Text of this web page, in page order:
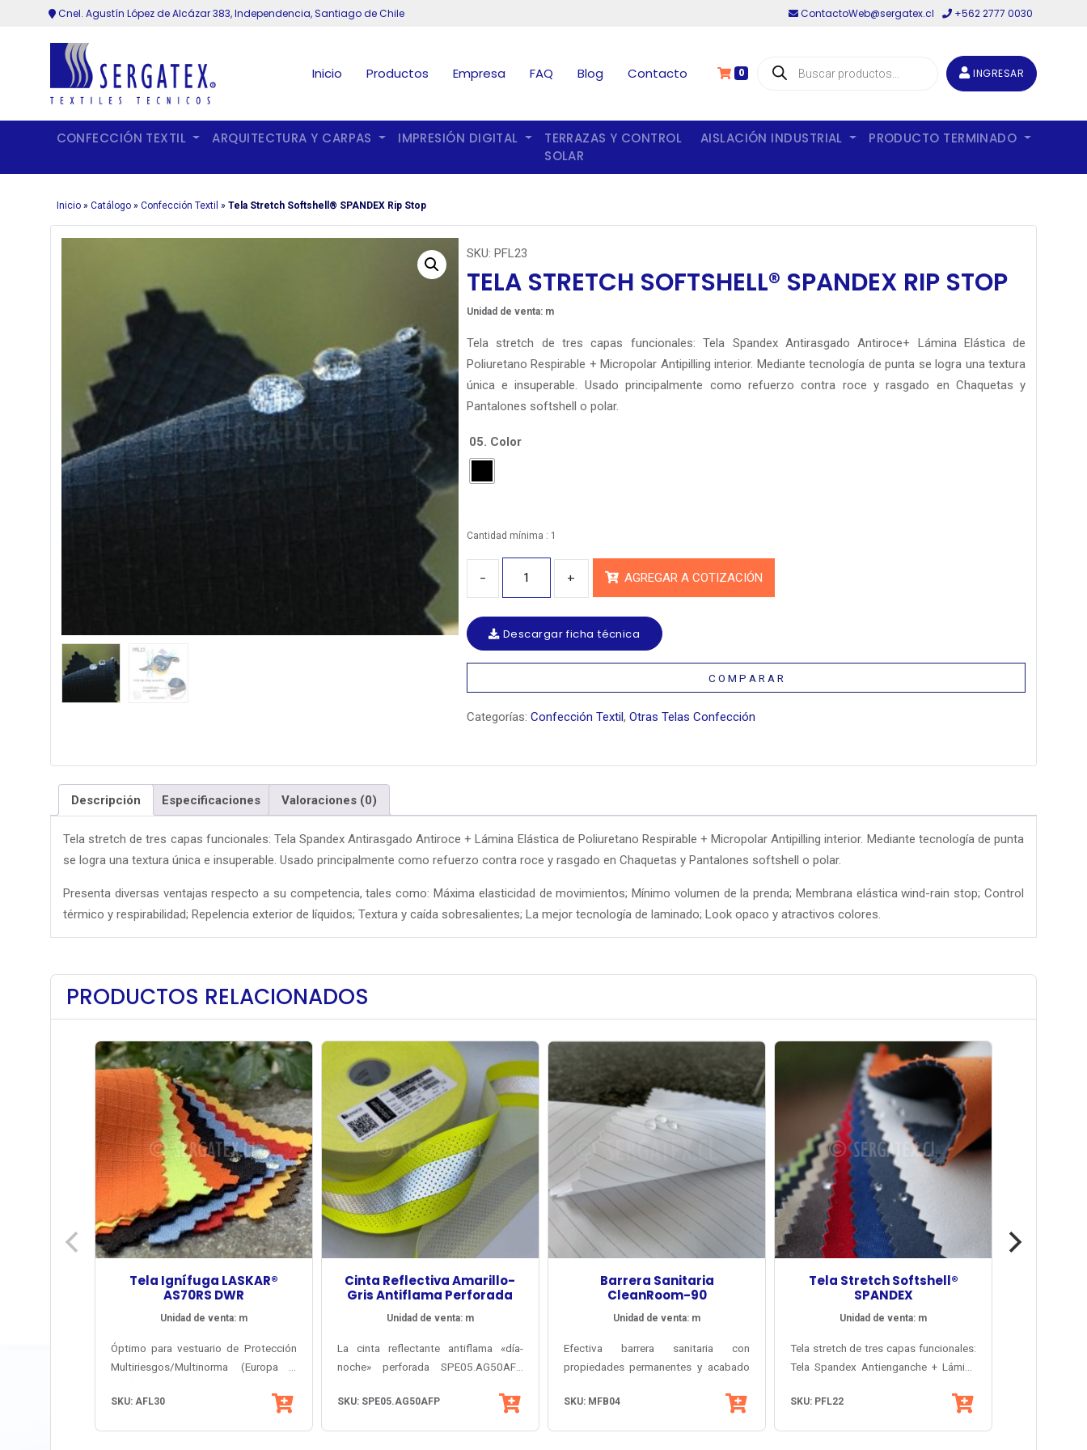
Cnel. Agustín López de Alcázar 383, Independencia, Santiago de Chile ContactoWeb@sergatex.cl +562 2777 0030
Inicio Productos Empresa FAQ Blog Contacto 0
Búsqueda
de INGRESAR
CONFECCIÓN TEXTIL ARQUITECTURA Y CARPAS IMPRESIÓN DIGITAL
TERRAZAS Y CONTROL
SOLAR
AISLACIÓN INDUSTRIAL PRODUCTO TERMINADO
Inicio» Catálogo» Confección Textil » Tela Stretch Softshell® SPANDEX Rip Stop
SKU: PFL23
TELA STRETCH SOFTSHELL® SPANDEX RIP STOP
Unidad de venta: m
Tela stretch de tres capas funcionales: Tela Spandex Antirasgado Antiroce+ Lámina Elástica de
Poliuretano Respirable + Micropolar Antipilling interior. Mediante tecnología de punta se logra una textura
única e insuperable. Usado principalmente como refuerzo contra roce y rasgado en Chaquetas y
Pantalones softshell o polar.
05. Color
Cantidad mínima : 1
AGREGAR A COTIZACIÓN
Descargar ficha técnica
C O M P A R A R
Categorías: Confección Textil, Otras Telas Confección
Descripción Especificaciones Valoraciones (0)
Tela stretch de tres capas funcionales: Tela Spandex Antirasgado Antiroce + Lámina Elástica de Poliuretano Respirable + Micropolar Antipilling interior. Mediante tecnología de punta
se logra una textura única e insuperable. Usado principalmente como refuerzo contra roce y rasgado en Chaquetas y Pantalones softshell o polar.
Presenta diversas ventajas respecto a su competencia, tales como: Máxima elasticidad de movimientos; Mínimo volumen de la prenda; Membrana elástica wind-rain stop; Control
térmico y respirabilidad; Repelencia exterior de líquidos; Textura y caída sobresalientes; La mejor tecnología de laminado; Look opaco y atractivos colores.
PRODUCTOS RELACIONADOS
Tela Ignífuga LASKAR®
AS70RS DWR
Unidad de venta: m
Óptimo para vestuario de Protección
Multiriesgos/Multinorma (Europa +
durabilidad: Fuego Repentino + Arco
SKU: AFL30
Cinta Reflectiva Amarillo-
Gris Antiflama Perforada
Unidad de venta: m
La cinta reflectante antiflama «día-
noche» perforada SPE05.AG50AFP
alto rendimiento certificada (30
Visioner® se componen de un solo
SKU: SPE05.AG50AFP
Barrera Sanitaria
CleanRoom-90
Unidad de venta: m
Efectiva barrera sanitaria con
propiedades permanentes y acabado
para vestuario Clínico/Quirúrgico,
SKU: MFB04
Tela Stretch Softshell®
SPANDEX
Unidad de venta: m
Tela stretch de tres capas funcionales:
Tela Spandex Antienganche + Lámina
Micropolar Antipilling interior. Mediante
SKU: PFL22